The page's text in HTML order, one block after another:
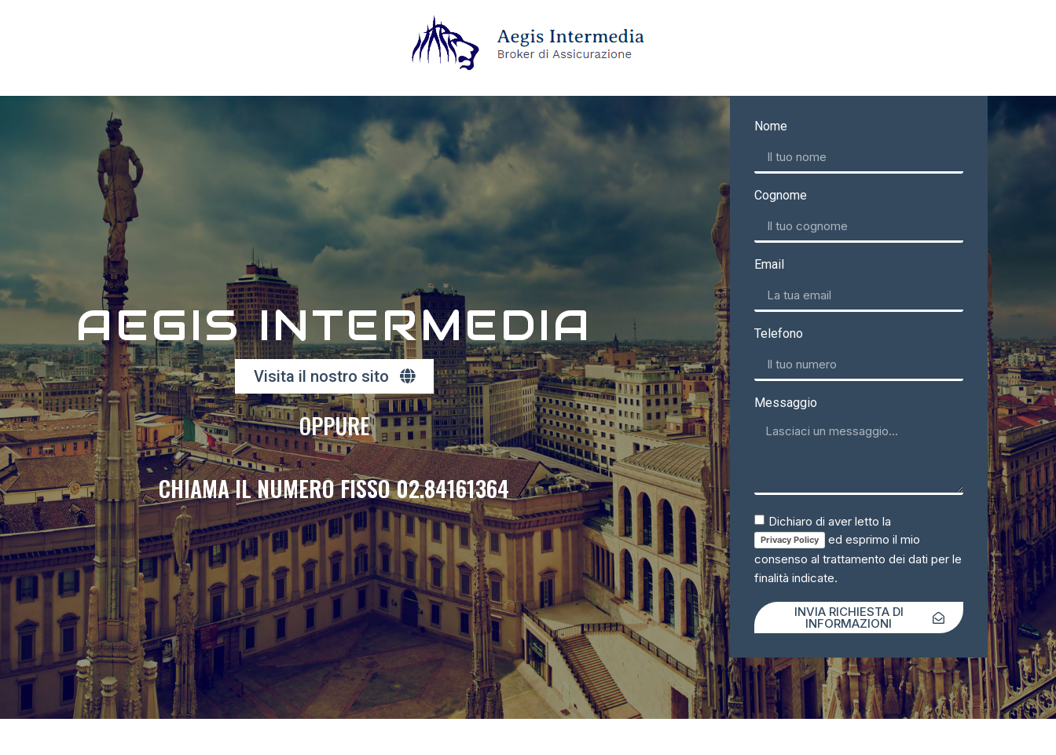
AEGIS INTERMEDIA
Visita il nostro sito
OPPURE
CHIAMA IL NUMERO FISSO 02.84161364
Nome
Cognome
Email
Telefono
Messaggio
Dichiaro di aver letto la
Privacy Policy
ed esprimo il mio
consenso al trattamento dei dati per le
finalità indicate.
INVIA RICHIESTA DI
INFORMAZIONI